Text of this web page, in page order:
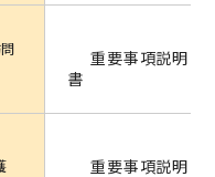
重要事項説明
書
重要事項説明